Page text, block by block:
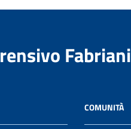
Fabriani
COMUNITÀ